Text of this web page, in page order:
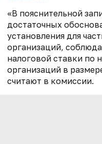
«В пояснительной
достаточных
установления для
организаций,
налоговой ставки по
организаций в
считают в комиссии.